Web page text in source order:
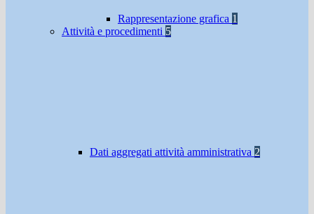
Rappresentazione grafica 1
Attività e procedimenti 5
Dati aggregati attività amministrativa 2